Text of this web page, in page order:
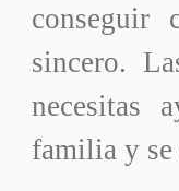
conseguir
sincero.
necesitas
familia y se